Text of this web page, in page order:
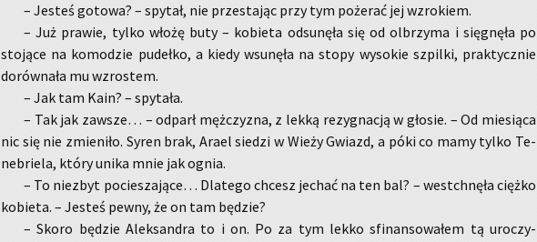
– Je­steś go­to­wa? – spy­tał, nie prze­sta­jąc przy tym po­że­rać jej wzro­kiem.
– Już pra­wie, tylko włożę buty – ko­bie­ta od­su­nę­ła się od ol­brzy­ma i się­gnę­ła po
sto­ją­ce na ko­mo­dzie pu­deł­ko, a kiedy wsu­nę­ła na stopy wy­so­kie szpil­ki, prak­tycz­nie
do­rów­na­ła mu wzro­stem.
– Jak tam Kain? – spy­ta­ła.
– Tak jak za­wsze… – od­parł męż­czy­zna, z lekką re­zy­gna­cją w gło­sie. – Od mie­sią­ca
nic się nie zmie­ni­ło. Syren brak, Arael sie­dzi w Wieży Gwiazd, a póki co mamy tylko Te­
ne­brie­la, który unika mnie jak ognia.
– To nie­zbyt po­cie­sza­ją­ce… Dla­te­go chcesz je­chać na ten bal? – wes­tchnę­ła cięż­ko
ko­bie­ta. – Je­steś pewny, że on tam bę­dzie?
– Skoro bę­dzie Alek­san­dra to i on. Po za tym lekko sfi­nan­so­wa­łem tą uro­czy­